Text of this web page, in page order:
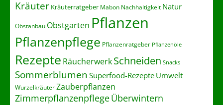
Kräuter Kräuterratgeber Mabon Nachhaltigkeit Natur
Obstanbau Obstgarten Pflanzen
Pflanzenpflege Pflanzenratgeber Pflanzenöle
Rezepte RäucherwerkSchneiden Snacks
Sommerblumen Superfood-Rezepte Umwelt
WurzelkräuterZauberpflanzen
ZimmerpflanzenpflegeÜberwintern